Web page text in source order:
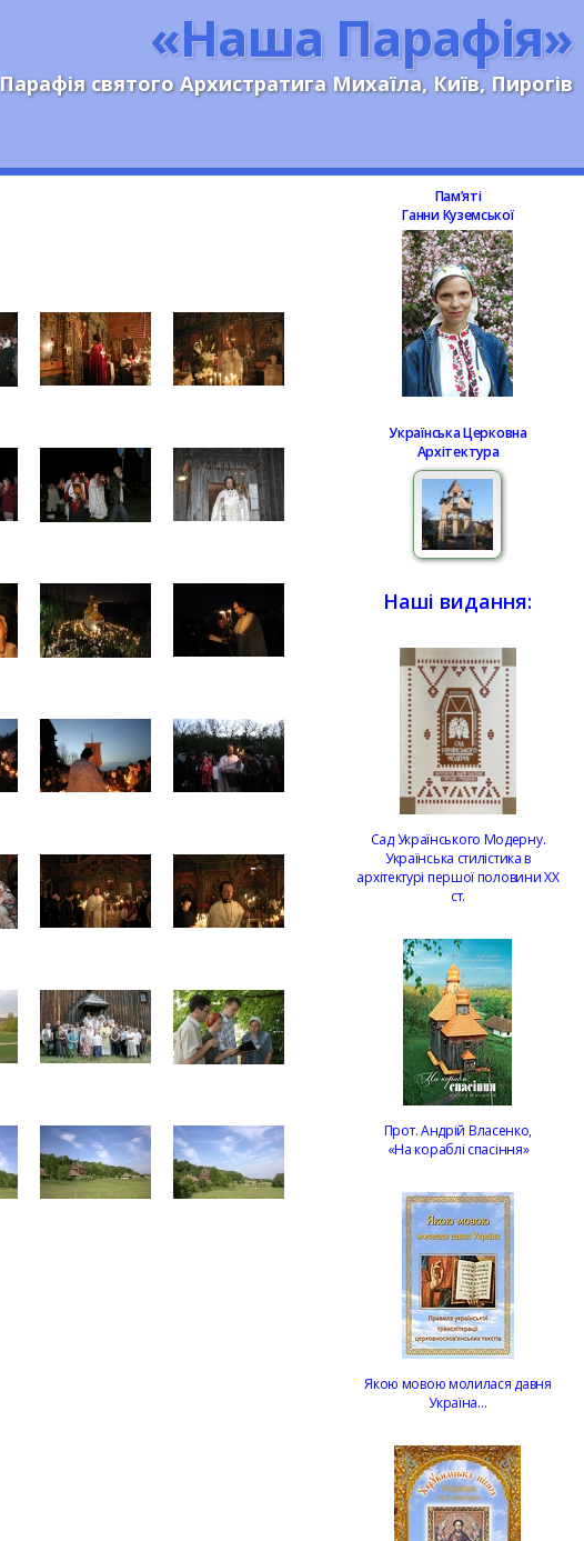
«Наша Парафія»
Парафія святого Архистратига Михаїла, Київ, Пирогів
Памʼяті
Ганни Куземської
Українська Церковна
Архітектура
Наші видання:
Сад Українського Модерну.
Українська стилістика в
архітектурі першої половини ХХ
ст.
Прот. Андрій Власенко,
«На кораблі спасіння»
Якою мовою молилася давня
Україна…